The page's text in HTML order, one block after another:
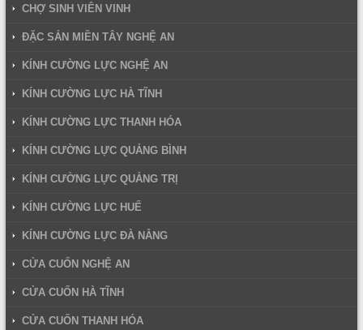
CHỢ SINH VIÊN VINH
ĐẶC SẢN MIỀN TÂY NGHỆ AN
KÍNH CƯỜNG LỰC NGHỆ AN
KÍNH CƯỜNG LỰC HÀ TĨNH
KÍNH CƯỜNG LỰC THANH HÓA
KÍNH CƯỜNG LỰC QUẢNG BÌNH
KÍNH CƯỜNG LỰC QUẢNG TRỊ
KÍNH CƯỜNG LỰC HUẾ
KÍNH CƯỜNG LỰC ĐÀ NẴNG
CỬA CUỐN NGHỆ AN
CỬA CUỐN HÀ TĨNH
CỬA CUỐN THANH HÓA